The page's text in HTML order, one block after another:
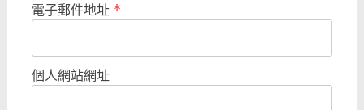
電子郵件地址 *
個人網站網址